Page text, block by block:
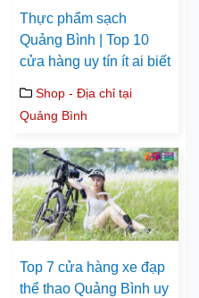
Thực phẩm sạch
Quảng Bình | Top 10
cửa hàng uy tín ít ai biết
Shop - Địa chỉ tại
Quảng Bình
Top 7 cửa hàng xe đạp
thể thao Quảng Bình uy